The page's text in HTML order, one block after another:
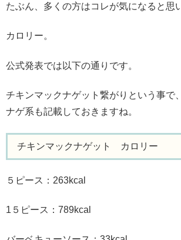
たぶん、多くの方はコレが気になると思
カロリー。
公式発表では以下の通りです。
チキンマックナゲット繋がりという事で
ナゲ系も記載しておきますね。
チキンマックナゲット カロリー
５ピース：263kcal
1５ピース：789kcal